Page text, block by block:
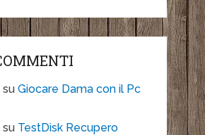
su Giocare Dama con il Pc
su TestDisk Recupero